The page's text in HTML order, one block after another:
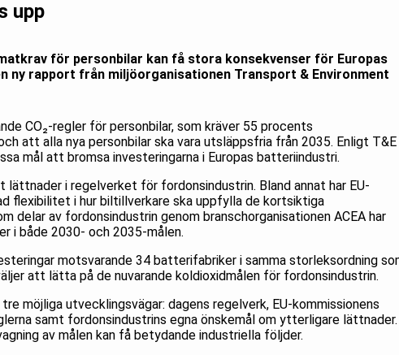
upp
för personbilar kan få stora konsekvenser för Europas
ny rapport från miljöorganisationen Transport & Environment
CO₂-regler för personbilar, som kräver 55 procents
att alla nya personbilar ska vara utsläppsfria från 2035. Enligt T&E
mål att bromsa investeringarna i Europas batteriindustri.
lättnader i regelverket för fordonsindustrin. Bland annat har EU-
flexibilitet i hur biltillverkare ska uppfylla de kortsiktiga
delar av fordonsindustrin genom branschorganisationen ACEA har
i både 2030- och 2035-målen.
motsvarande 34 batterifabriker i samma storleksordning
att lätta på de nuvarande koldioxidmålen för fordonsindustrin.
tre möjliga utvecklingsvägar: dagens regelverk, EU-kommissionens
samt fordonsindustrins egna önskemål om ytterligare lättnader.
av målen kan få betydande industriella följder.